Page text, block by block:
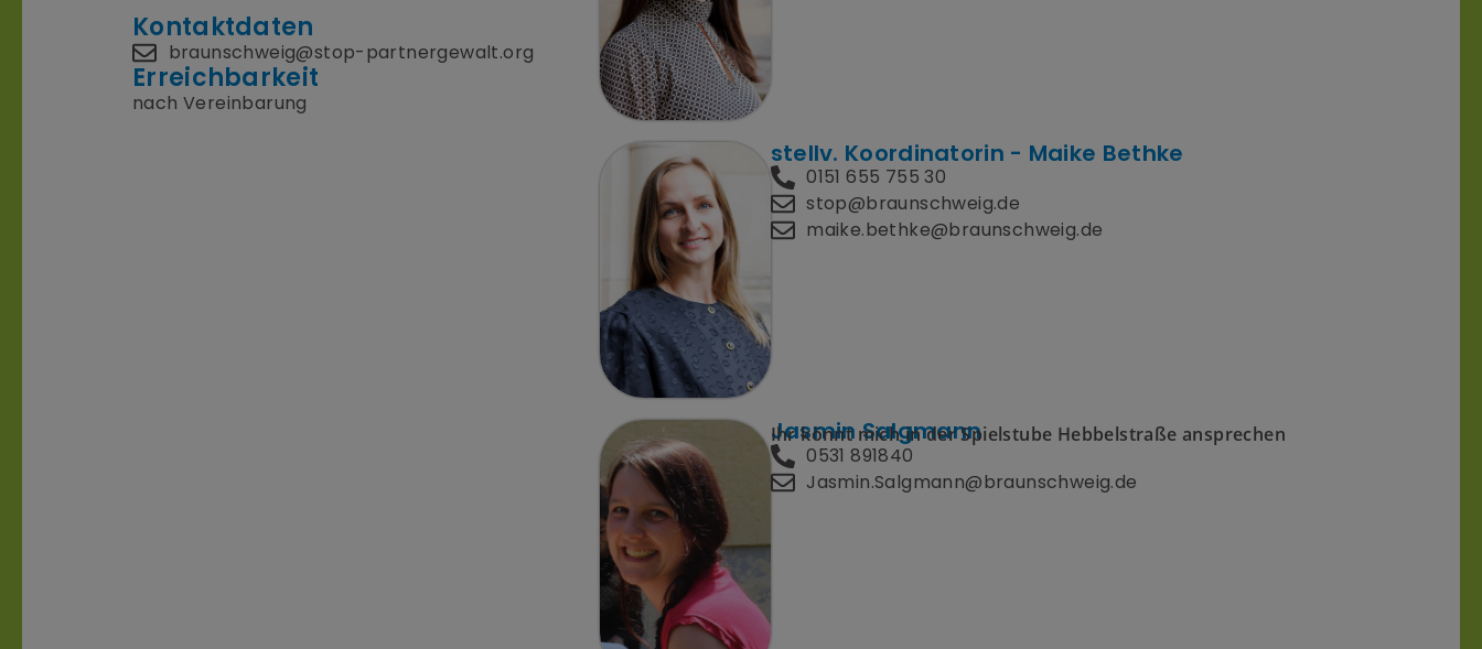
Kontaktdaten
braunschweig@stop-partnergewalt.org
Erreichbarkeit
nach Vereinbarung
stellv. Koordinatorin - Maike Bethke
0151 655 755 30
stop@braunschweig.de
maike.bethke@braunschweig.de
Jasmin Salgmann
Ihr könnt mich in der Spielstube Hebbelstraße ansprechen
0531 891840
Jasmin.Salgmann@braunschweig.de